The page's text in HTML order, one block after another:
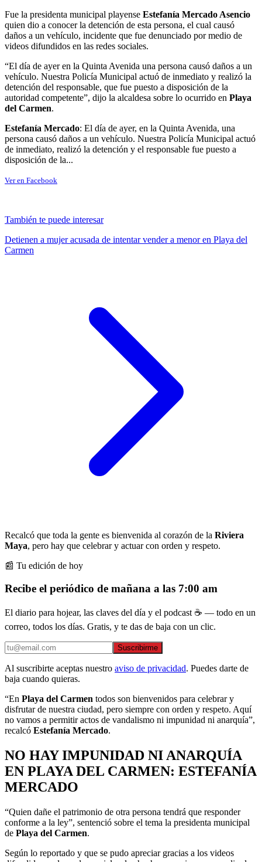
Fue la presidenta municipal playense Estefanía Mercado Asencio
quien dio a conocer la detención de esta persona, el cual causó
daños a un vehículo, incidente que fue denunciado por medio de
videos difundidos en las redes sociales.
“El día de ayer en la Quinta Avenida una persona causó daños a un
vehículo. Nuestra Policía Municipal actuó de inmediato y realizó la
detención del responsable, que fue puesto a disposición de la
autoridad competente”, dijo la alcaldesa sobre lo ocurrido en Playa
del Carmen.
Estefanía Mercado: El día de ayer, en la Quinta Avenida, una
persona causó daños a un vehículo. Nuestra Policía Municipal actuó
de inmediato, realizó la detención y el responsable fue puesto a
disposición de la...
Ver en Facebook
También te puede interesar
Detienen a mujer acusada de intentar vender a menor en Playa del
Carmen
Recalcó que toda la gente es bienvenida al corazón de la Riviera
Maya, pero hay que celebrar y actuar con orden y respeto.
📰 Tu edición de hoy
Recibe el periódico de mañana a las 7:00 am
El diario para hojear, las claves del día y el podcast ☕ — todo en un
correo, todos los días. Gratis, y te das de baja con un clic.
Suscribirme
Al suscribirte aceptas nuestro aviso de privacidad. Puedes darte de
baja cuando quieras.
“En Playa del Carmen todos son bienvenidos para celebrar y
disfrutar de nuestra ciudad, pero siempre con orden y respeto. Aquí
no vamos a permitir actos de vandalismo ni impunidad ni anarquía”,
recalcó Estefanía Mercado.
NO HAY IMPUNIDAD NI ANARQUÍA
EN PLAYA DEL CARMEN: ESTEFANÍA
MERCADO
“Quien dañe el patrimonio de otra persona tendrá que responder
conforme a la ley”, sentenció sobre el tema la presidenta municipal
de Playa del Carmen.
Según lo reportado y que se pudo apreciar gracias a los videos